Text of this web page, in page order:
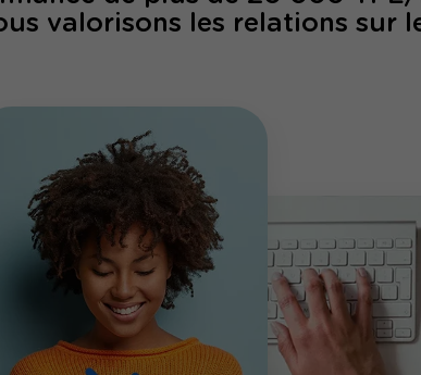
valorisons les relations sur